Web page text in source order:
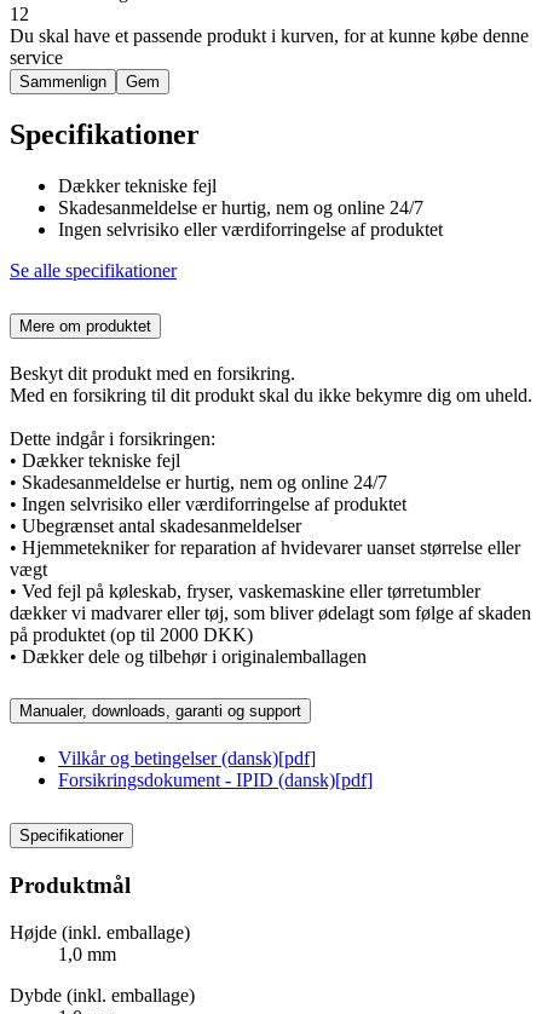
12
Du skal have et passende produkt i kurven, for at kunne købe denne
service
Sammenlign Gem
Specifikationer
Dækker tekniske fejl
Skadesanmeldelse er hurtig, nem og online 24/7
Ingen selvrisiko eller værdiforringelse af produktet
Se alle specifikationer
Mere om produktet
Beskyt dit produkt med en forsikring.
Med en forsikring til dit produkt skal du ikke bekymre dig om uheld.
Dette indgår i forsikringen:
• Dækker tekniske fejl
• Skadesanmeldelse er hurtig, nem og online 24/7
• Ingen selvrisiko eller værdiforringelse af produktet
• Ubegrænset antal skadesanmeldelser
• Hjemmetekniker for reparation af hvidevarer uanset størrelse eller
vægt
• Ved fejl på køleskab, fryser, vaskemaskine eller tørretumbler
dækker vi madvarer eller tøj, som bliver ødelagt som følge af skaden
på produktet (op til 2000 DKK)
• Dækker dele og tilbehør i originalemballagen
Manualer, downloads, garanti og support
Vilkår og betingelser (dansk)[pdf]
Forsikringsdokument - IPID (dansk)[pdf]
Specifikationer
Produktmål
Højde (inkl. emballage)
1,0 mm
Dybde (inkl. emballage)